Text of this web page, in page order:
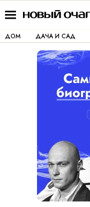
ДОМ ДАЧА И САД